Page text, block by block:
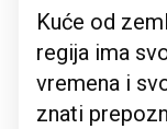
Kuće od
regija ima
vremena i
znati